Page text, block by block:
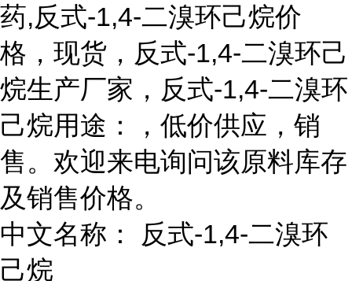
药,反式-1,4-二溴环己烷价
格，现货，反式-1,4-二溴环己
烷生产厂家，反式-1,4-二溴环
己烷用途：，低价供应，销
售。欢迎来电询问该原料库存
及销售价格。
中文名称： 反式-1,4-二溴环
己烷